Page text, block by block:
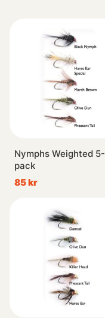
Nymphs Weighted 5-
pack
85 kr